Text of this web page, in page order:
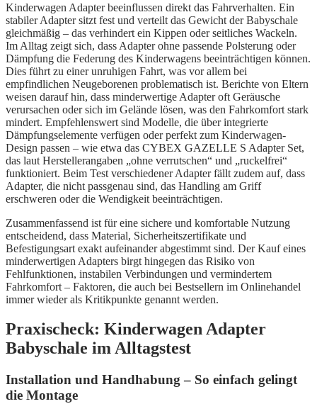
Kinderwagen Adapter beeinflussen direkt das Fahrverhalten. Ein
stabiler Adapter sitzt fest und verteilt das Gewicht der Babyschale
gleichmäßig – das verhindert ein Kippen oder seitliches Wackeln.
Im Alltag zeigt sich, dass Adapter ohne passende Polsterung oder
Dämpfung die Federung des Kinderwagens beeinträchtigen können.
Dies führt zu einer unruhigen Fahrt, was vor allem bei
empfindlichen Neugeborenen problematisch ist. Berichte von Eltern
weisen darauf hin, dass minderwertige Adapter oft Geräusche
verursachen oder sich im Gelände lösen, was den Fahrkomfort stark
mindert. Empfehlenswert sind Modelle, die über integrierte
Dämpfungselemente verfügen oder perfekt zum Kinderwagen-
Design passen – wie etwa das CYBEX GAZELLE S Adapter Set,
das laut Herstellerangaben „ohne verrutschen“ und „ruckelfrei“
funktioniert. Beim Test verschiedener Adapter fällt zudem auf, dass
Adapter, die nicht passgenau sind, das Handling am Griff
erschweren oder die Wendigkeit beeinträchtigen.
Zusammenfassend ist für eine sichere und komfortable Nutzung
entscheidend, dass Material, Sicherheitszertifikate und
Befestigungsart exakt aufeinander abgestimmt sind. Der Kauf eines
minderwertigen Adapters birgt hingegen das Risiko von
Fehlfunktionen, instabilen Verbindungen und vermindertem
Fahrkomfort – Faktoren, die auch bei Bestsellern im Onlinehandel
immer wieder als Kritikpunkte genannt werden.
Praxischeck: Kinderwagen Adapter
Babyschale im Alltagstest
Installation und Handhabung – So einfach gelingt
die Montage